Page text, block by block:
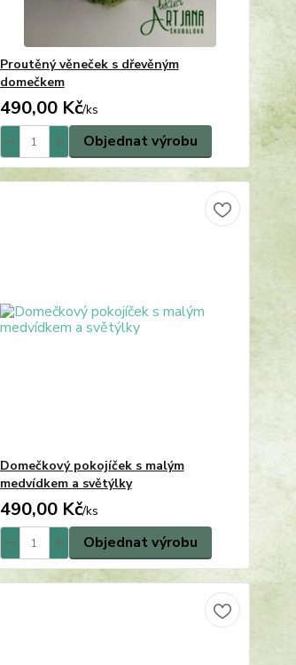
Proutěný věneček s dřevěným
domečkem
490,00 Kč/ks
Objednat výrobu
Domečkový pokojíček s malým
medvídkem a světýlky
490,00 Kč/ks
Objednat výrobu